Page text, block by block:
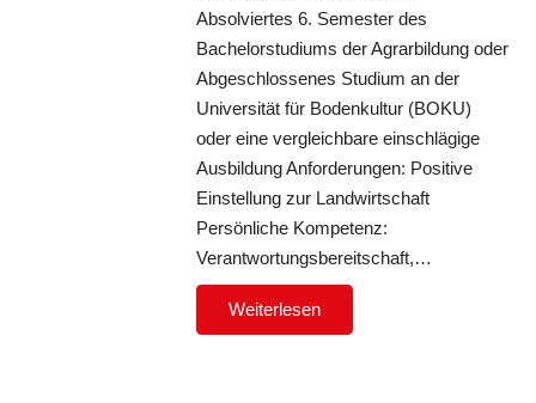
Absolviertes 6. Semester des
Bachelorstudiums der Agrarbildung oder
Abgeschlossenes Studium an der
Universität für Bodenkultur (BOKU)
oder eine vergleichbare einschlägige
Ausbildung Anforderungen: Positive
Einstellung zur Landwirtschaft
Persönliche Kompetenz:
Verantwortungsbereitschaft,…
Weiterlesen